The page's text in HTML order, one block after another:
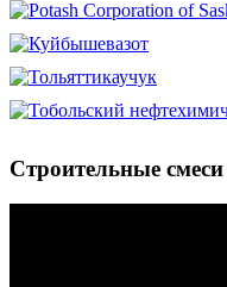
Строительные смеси